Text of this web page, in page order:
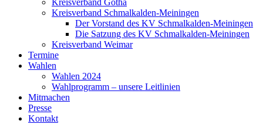
Kreisverband Gotha
Kreisverband Schmalkalden-Meiningen
Der Vorstand des KV Schmalkalden-Meiningen
Die Satzung des KV Schmalkalden-Meiningen
Kreisverband Weimar
Termine
Wahlen
Wahlen 2024
Wahlprogramm – unsere Leitlinien
Mitmachen
Presse
Kontakt